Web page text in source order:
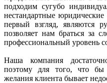
подходим сугубо
нестандартные
первый взгляд, являются
позволяет нам браться за
профессиональный уровень
Наша компания
поэтому для того, что бы
желания клиента бывает